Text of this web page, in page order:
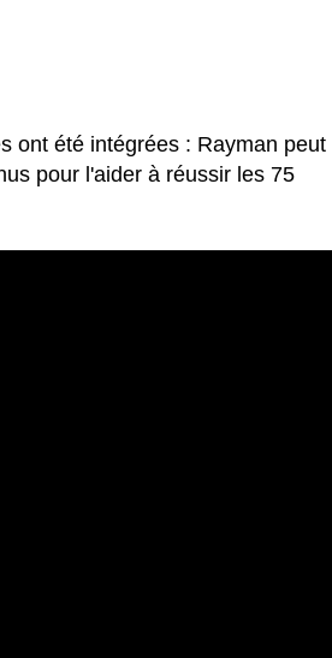
ont été intégrées : Rayman peut
pour l'aider à réussir les 75